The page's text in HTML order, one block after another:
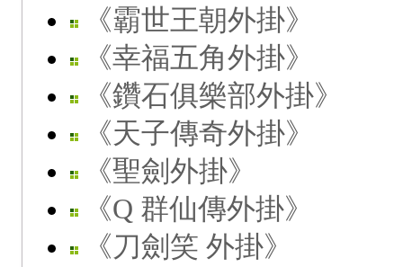
《霸世王朝外掛》
《幸福五角外掛》
《鑽石俱樂部外掛》
《天子傳奇外掛》
《聖劍外掛》
《Q 群仙傳外掛》
《刀劍笑 外掛》